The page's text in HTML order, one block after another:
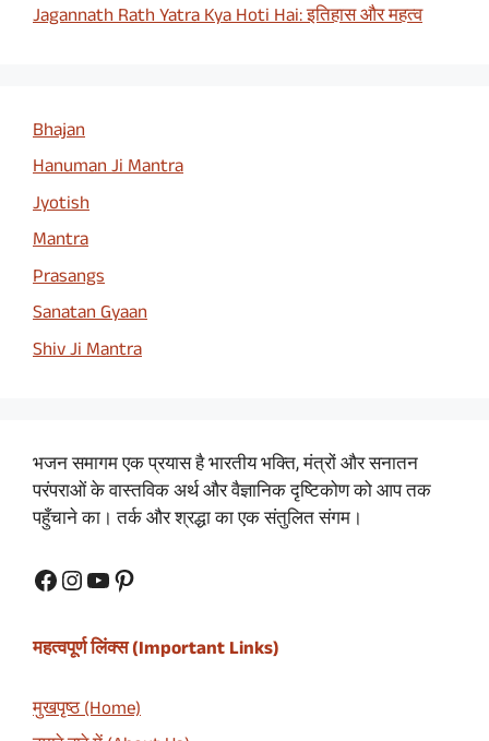
Jagannath Rath Yatra Kya Hoti Hai: इतिहास और महत्व
Bhajan
Hanuman Ji Mantra
Jyotish
Mantra
Prasangs
Sanatan Gyaan
Shiv Ji Mantra
भजन समागम एक प्रयास है भारतीय भक्ति, मंत्रों और सनातन
परंपराओं के वास्तविक अर्थ और वैज्ञानिक दृष्टिकोण को आप तक
पहुँचाने का। तर्क और श्रद्धा का एक संतुलित संगम।
Facebook
Instagram
YouTube
Pinterest
महत्वपूर्ण लिंक्स (Important Links)
मुखपृष्ठ (Home)